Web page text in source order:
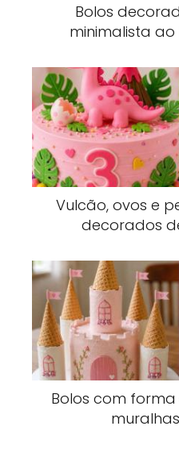
Bolos
minimalista
Vulcão, ovos e
decorados
Bolos com